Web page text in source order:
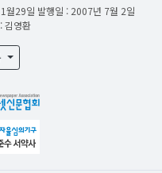
월29일 발행일 : 2007년 7월 2일
김영환